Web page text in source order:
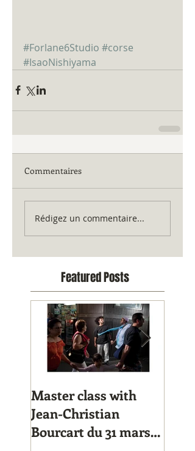
#Forlane6Studio #corse
#IsaoNishiyama
Commentaires
Rédigez un commentaire...
Featured Posts
Master class with
Jean-Christian
Bourcart du 31 mars